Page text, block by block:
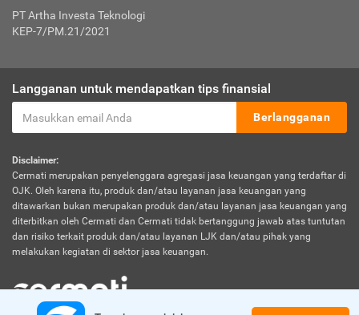
PT Artha Investa Teknologi
KEP-7/PM.21/2021
Langganan untuk mendapatkan tips finansial
Berlangganan
Disclaimer:
Cermati merupakan penyelenggara agregasi jasa keuangan yang terdaftar di
OJK. Oleh karena itu, produk dan/atau layanan jasa keuangan yang
ditawarkan bukan merupakan produk dan/atau layanan jasa keuangan yang
diterbitkan oleh Cermati dan Cermati tidak bertanggung jawab atas tuntutan
dan risiko terkait produk dan/atau layanan LJK dan/atau pihak yang
melakukan kegiatan di sektor jasa keuangan.